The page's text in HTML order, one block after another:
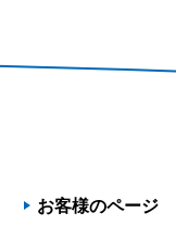
お客様のページ